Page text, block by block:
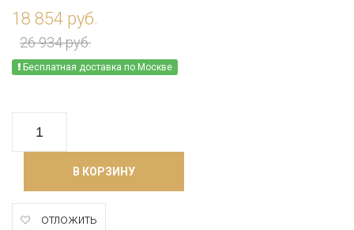
18 854 руб.
26 934 руб.
Бесплатная доставка по Москве
В КОРЗИНУ
отложить